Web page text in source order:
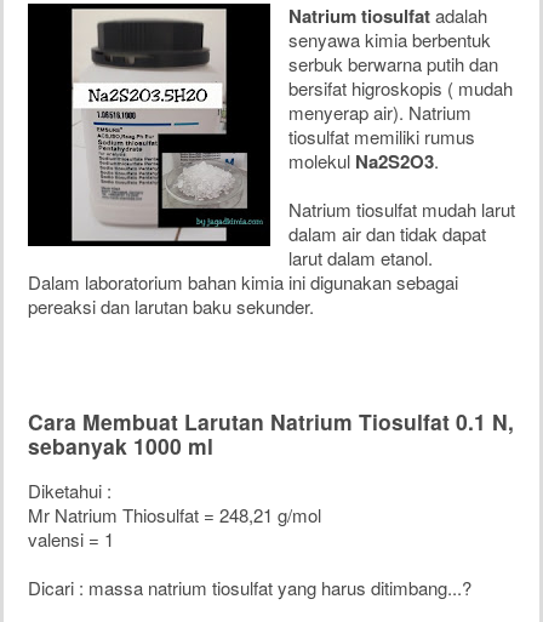
Natrium tiosulfatadalah
senyawa kimia berbentuk
serbuk berwarna putih dan
bersifat higroskopis ( mudah
menyerap air). Natrium
tiosulfat memiliki rumus
molekul Na2S2O3.
Natrium tiosulfat mudah larut
dalam air dan tidak dapat
larut dalam etanol.
Dalam laboratorium bahan kimia ini digunakan sebagai
pereaksi dan larutan baku sekunder.
Cara Membuat Larutan Natrium Tiosulfat 0.1 N,
sebanyak 1000 ml
Diketahui :
Mr Natrium Thiosulfat = 248,21 g/mol
valensi = 1
Dicari : massa natrium tiosulfat yang harus ditimbang...?